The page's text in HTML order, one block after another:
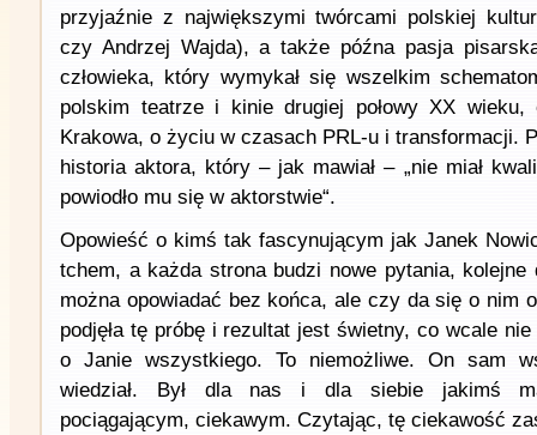
przyjaźnie z największymi twórcami polskiej
czy Andrzej Wajda), a także późna pasja
człowieka, który wymykał się wszelkim
polskim teatrze i kinie drugiej połowy XX wieku,
Krakowa, o życiu w czasach PRL-u i transformacji.
historia aktora, który – jak mawiał – „nie miał
powiodło mu się w aktorstwie“.
Opowieść o kimś tak fascynującym jak Janek
tchem, a każda strona budzi nowe pytania, kolejne
można opowiadać bez końca, ale czy da się o nim
podjęła tę próbę i rezultat jest świetny, co wcale
o Janie wszystkiego. To niemożliwe. On sam
wiedział. Był dla nas i dla siebie jakimś
pociągającym, ciekawym. Czytając, tę ciekawość